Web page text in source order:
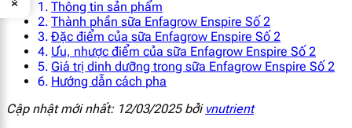
Thông tin sản phẩm
Thành phần sữa Enfagrow Enspire Số 2
Đặc điểm của sữa Enfagrow Enspire Số 2
Ưu, nhược điểm của sữa Enfagrow Enspire Số 2
Giá trị dinh dưỡng trong sữa Enfagrow Enspire Số 2
Hướng dẫn cách pha
Cập nhật mới nhất: 12/03/2025 bởi vnutrient